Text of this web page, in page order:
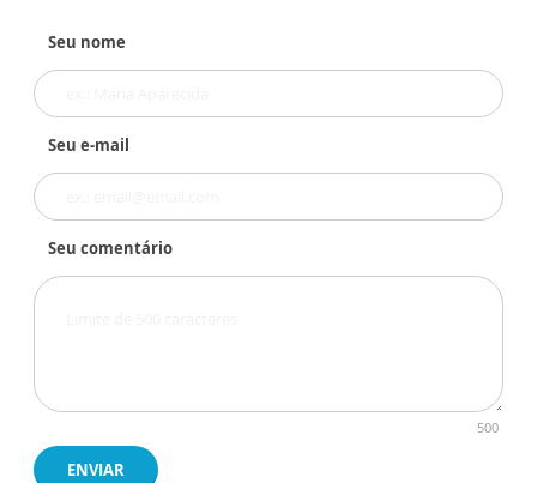
Seu nome
Seu e-mail
Seu comentário
500
ENVIAR